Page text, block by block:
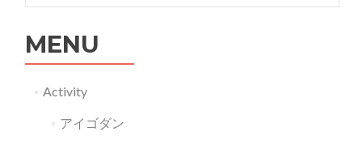
MENU
Activity
アイゴダン